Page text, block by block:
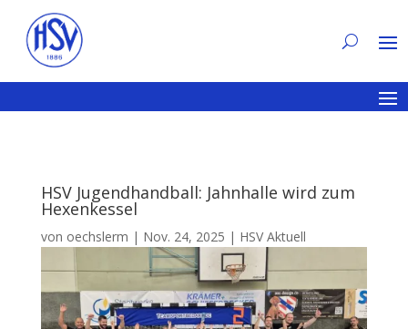
HSV Jugendhandball: Jahnhalle wird zum
Hexenkessel
von oechslerm | Nov. 24, 2025 | HSV Aktuell